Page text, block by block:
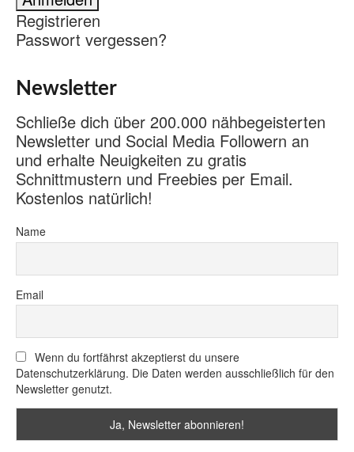
Registrieren
Passwort vergessen?
Newsletter
Schließe dich über 200.000 nähbegeisterten
Newsletter und Social Media Followern an
und erhalte Neuigkeiten zu gratis
Schnittmustern und Freebies per Email.
Kostenlos natürlich!
Name
Email
Wenn du fortfährst akzeptierst du unsere
Datenschutzerklärung. Die Daten werden ausschließlich für den
Newsletter genutzt.